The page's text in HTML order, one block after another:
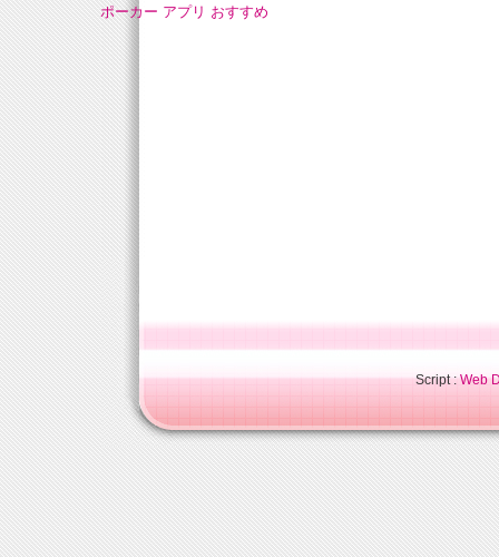
ポーカー アプリ おすすめ
Script :Web